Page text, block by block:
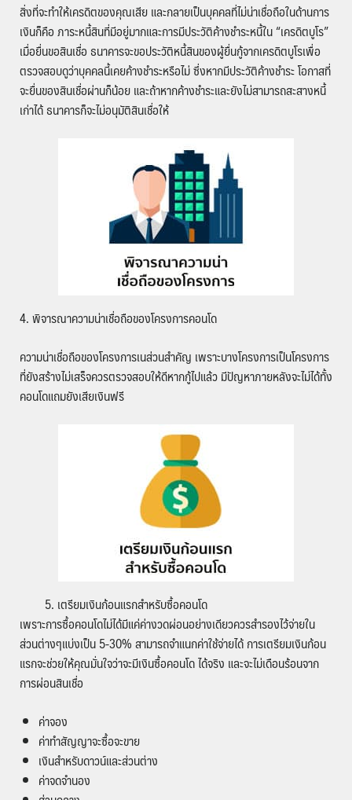
สิ่งที่จะทำให้เครดิตของคุณเสีย และกลายเป็นบุคคลที่ไม่น่าเชื่อถือในด้านการ
เงินก็คือ ภาระหนี้สินที่มีอยู่มากและการมีประวัติค้างชำระหนี้ใน “เครดิตบูโร”
เมื่อยื่นขอสินเชื่อ ธนาคารจะขอประวัติหนี้สินของผู้ยื่นกู้จากเครดิตบูโรเพื่อ
ตรวจสอบดูว่าบุคคลนี้เคยค้างชำระหรือไม่ ซึ่งหากมีประวัติค้างชำระ โอกาสที่
จะยื่นของสินเชื่อผ่านก็น้อย และถ้าหากค้างชำระและยังไม่สามารถสะสางหนี้
เก่าได้ ธนาคารก็จะไม่อนุมัติสินเชื่อให้
4. พิจารณาความน่าเชื่อถือของโครงการคอนโด
ความน่าเชื่อถือของโครงการเนส่วนสำคัญ เพราะบางโครงการเป็นโครงการ
ที่ยังสร้างไม่เสร็จควรตรวจสอบให้ดีหากกู้ไปแล้ว มีปัญหาภายหลังจะไม่ได้ทั้ง
คอนโดแถมยังเสียเงินฟรี
5. เตรียมเงินก้อนแรกสำหรับซื้อคอนโด
เพราะการซื้อคอนโดไม่ได้มีแค่ค่างวดผ่อนอย่างเดียวควรสำรองไว้จ่ายใน
ส่วนต่างๆแบ่งเป็น 5-30% สามารถจำแนกค่าใช้จ่ายได้ การเตรียมเงินก้อน
แรกจะช่วยให้คุณมั่นใจว่าจะมีเงินซื้อคอนโด ได้จริง และจะไม่เดือนร้อนจาก
การผ่อนสินเชื่อ
ค่าจอง
ค่าทำสัญญาจะซื้อจะขาย
เงินสำหรับดาวน์และส่วนต่าง
ค่าจดจำนอง